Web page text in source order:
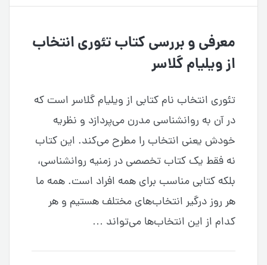
معرفی و بررسی کتاب تئوری انتخاب
از ویلیام گلاسر
تئوری انتخاب نام کتابی از ویلیام گلاسر است که
در آن به روانشناسی مدرن می‌پردازد و نظریه
خودش یعنی انتخاب را مطرح می‌کند. این کتاب
نه فقط یک کتاب تخصصی در زمنیه روانشناسی،
بلکه کتابی مناسب برای همه افراد است. همه ما
هر روز درگیر انتخاب‌های مختلف هستیم و هر
کدام از این انتخاب‌ها می‌تواند …